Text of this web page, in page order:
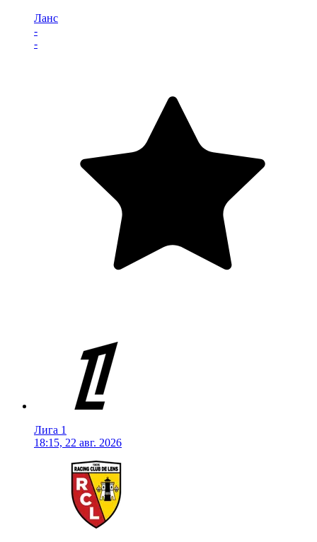
Ланс
-
-
Лига 1
18:15, 22 авг. 2026